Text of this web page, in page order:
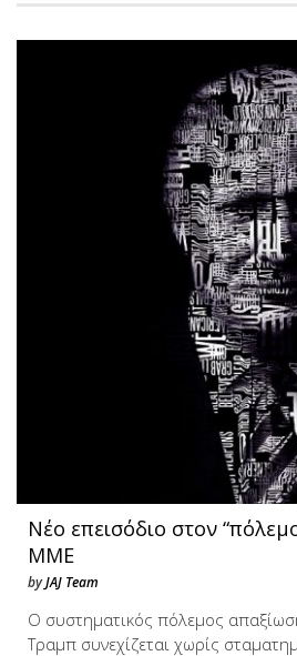
Νέο επεισόδιο στον
ΜΜΕ
byJAJ Team
Ο συστηματικός πόλεμος
Τραμπ συνεχίζεται χωρίς